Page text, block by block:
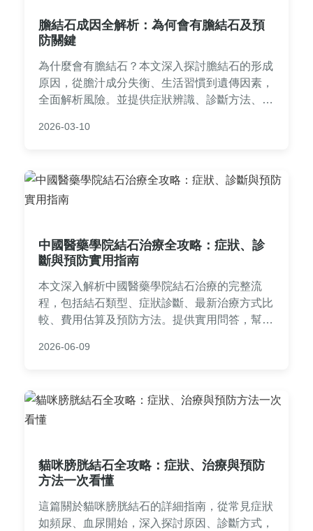
膽結石成因全解析：為何會有膽結石及預
防關鍵
為什麼會有膽結石？本文深入探討膽結石的形成
原因，從膽汁成分失衡、生活習慣到遺傳因素，
全面解析風險。並提供症狀辨識、診斷方法、治
結石，並採取行動保護健康。內容基於醫學知
2026-03-10
中國醫藥學院結石治療全攻略：症狀、診
斷與預防實用指南
本文深入解析中國醫藥學院結石治療的完整流
程，包括結石類型、症狀診斷、最新治療方式比
較、費用估算及預防方法。提供實用問答，幫助
專業優勢與就醫經驗，適用於有結石困擾的民眾
2026-06-09
貓咪膀胱結石全攻略：症狀、治療與預防
方法一次看懂
這篇關於貓咪膀胱結石的詳細指南，從常見症狀
如頻尿、血尿開始，深入探討原因、診斷方式，